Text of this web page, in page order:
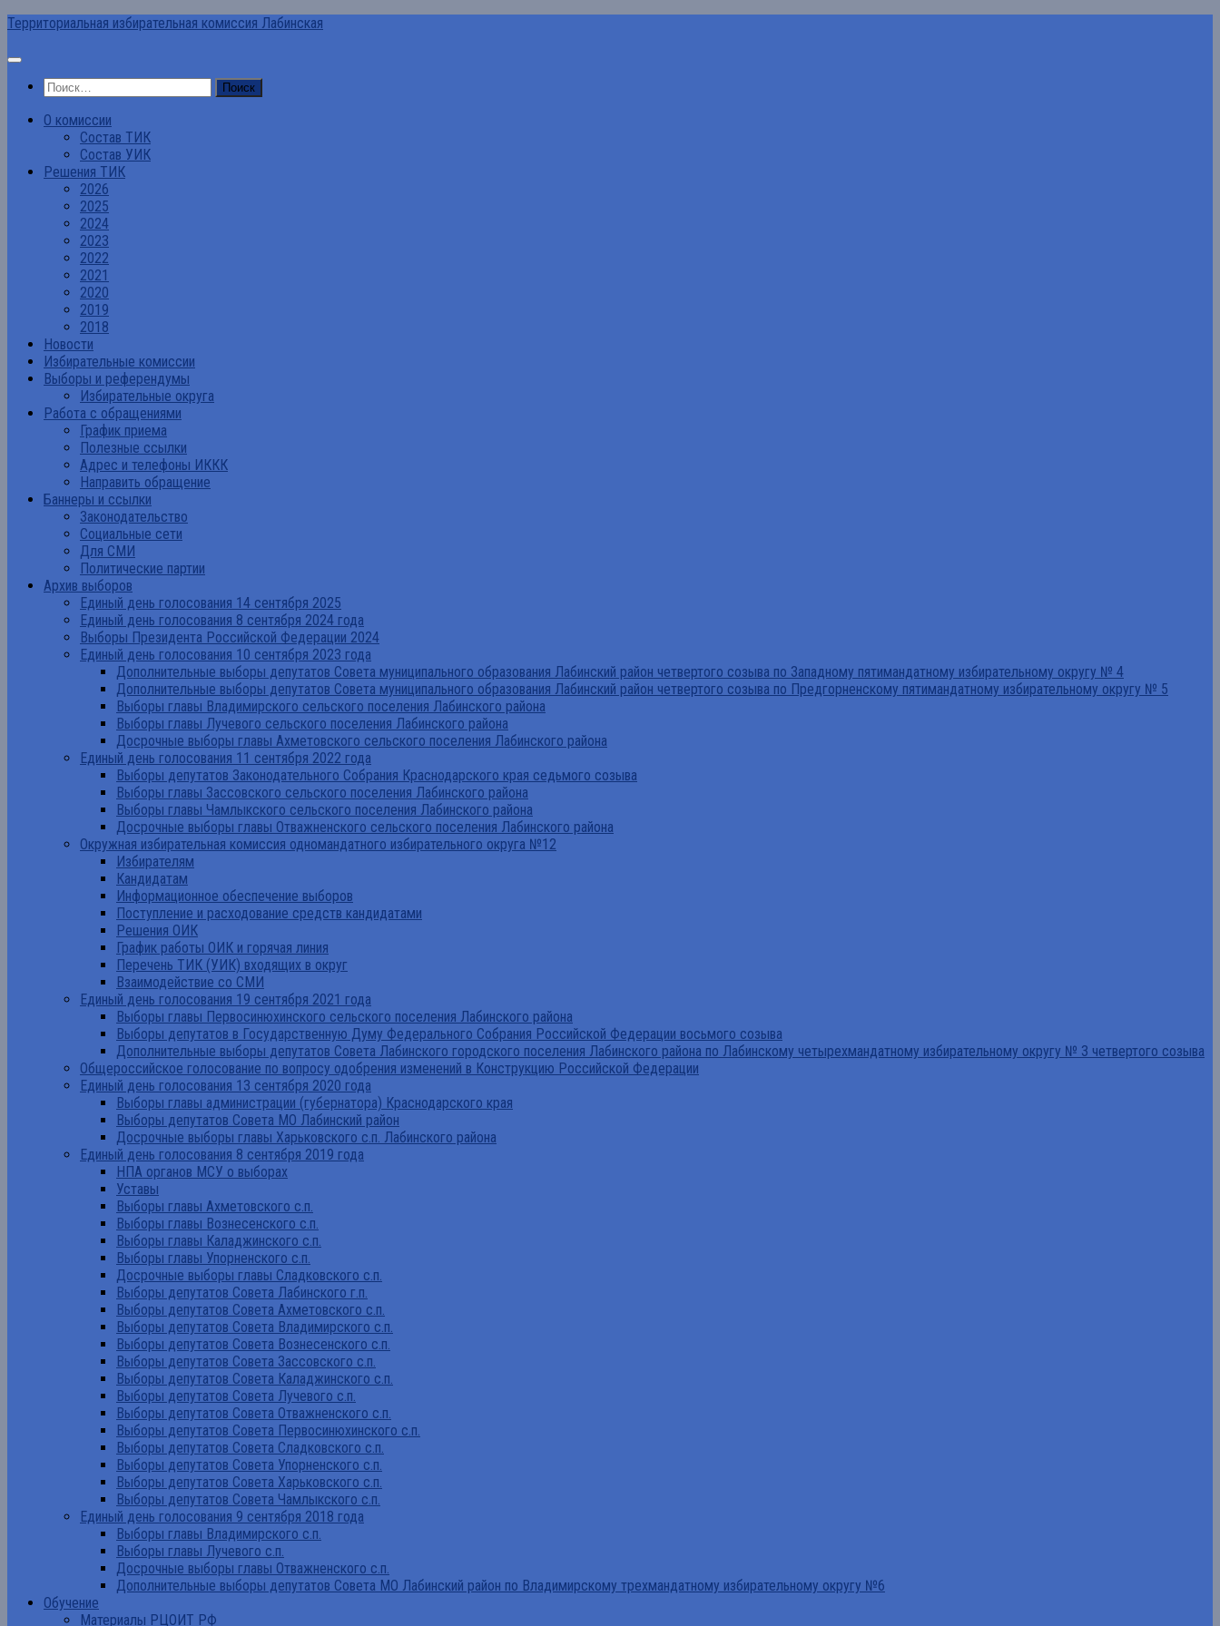
Перейти
содержимому
Территориальная избирательная комиссия Лабинская
Найти:
О комиссии
Состав ТИК
Состав УИК
Решения ТИК
2026
2025
2024
2023
2022
2021
2020
2019
2018
Новости
Избирательные комиссии
Выборы и референдумы
Избирательные округа
Работа с обращениями
График приема
Полезные ссылки
Адрес и телефоны ИККК
Направить обращение
Баннеры и ссылки
Законодательство
Социальные сети
Для СМИ
Политические партии
Архив выборов
Единый день голосования 14 сентября 2025
Единый день голосования 8 сентября 2024 года
Выборы Президента Российской Федерации 2024
Единый день голосования 10 сентября 2023 года
Дополнительные выборы депутатов Совета муниципального образования Лабинский район четвертого созыва по Западному пятимандатному избирательному округу № 4
Дополнительные выборы депутатов Совета муниципального образования Лабинский район четвертого созыва по Предгорненскому пятимандатному избирательному округу № 5
Выборы главы Владимирского сельского поселения Лабинского района
Выборы главы Лучевого сельского поселения Лабинского района
Досрочные выборы главы Ахметовского сельского поселения Лабинского района
Единый день голосования 11 сентября 2022 года
Выборы депутатов Законодательного Собрания Краснодарского края седьмого созыва
Выборы главы Зассовского сельского поселения Лабинского района
Выборы главы Чамлыкского сельского поселения Лабинского района
Досрочные выборы главы Отважненского сельского поселения Лабинского района
Окружная избирательная комиссия одномандатного избирательного округа №12
Избирателям
Кандидатам
Информационное обеспечение выборов
Поступление и расходование средств кандидатами
Решения ОИК
График работы ОИК и горячая линия
Перечень ТИК (УИК) входящих в округ
Взаимодействие со СМИ
Единый день голосования 19 сентября 2021 года
Выборы главы Первосинюхинского сельского поселения Лабинского района
Выборы депутатов в Государственную Думу Федерального Собрания Российской Федерации восьмого созыва
Дополнительные выборы депутатов Совета Лабинского городского поселения Лабинского района по Лабинскому четырехмандатному избирательному округу № 3 четвертого созыва
Общероссийское голосование по вопросу одобрения изменений в Конструкцию Российской Федерации
Единый день голосования 13 сентября 2020 года
Выборы главы администрации (губернатора) Краснодарского края
Выборы депутатов Совета МО Лабинский район
Досрочные выборы главы Харьковского с.п. Лабинского района
Единый день голосования 8 сентября 2019 года
НПА органов МСУ о выборах
Уставы
Выборы главы Ахметовского с.п.
Выборы главы Вознесенского с.п.
Выборы главы Каладжинского с.п.
Выборы главы Упорненского с.п.
Досрочные выборы главы Сладковского с.п.
Выборы депутатов Совета Лабинского г.п.
Выборы депутатов Совета Ахметовского с.п.
Выборы депутатов Совета Владимирского с.п.
Выборы депутатов Совета Вознесенского с.п.
Выборы депутатов Совета Зассовского с.п.
Выборы депутатов Совета Каладжинского с.п.
Выборы депутатов Совета Лучевого с.п.
Выборы депутатов Совета Отважненского с.п.
Выборы депутатов Совета Первосинюхинского с.п.
Выборы депутатов Совета Сладковского с.п.
Выборы депутатов Совета Упорненского с.п.
Выборы депутатов Совета Харьковского с.п.
Выборы депутатов Совета Чамлыкского с.п.
Единый день голосования 9 сентября 2018 года
Выборы главы Владимирского с.п.
Выборы главы Лучевого с.п.
Досрочные выборы главы Отважненского с.п.
Дополнительные выборы депутатов Совета МО Лабинский район по Владимирскому трехмандатному избирательному округу №6
Обучение
Материалы РЦОИТ РФ